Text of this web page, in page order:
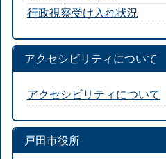
行政視察受け入れ状況
アクセシビリティについて
アクセシビリティについて
戸田市役所